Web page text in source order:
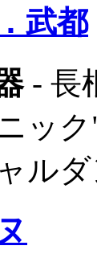
武都
- 長
ッ
ルダ